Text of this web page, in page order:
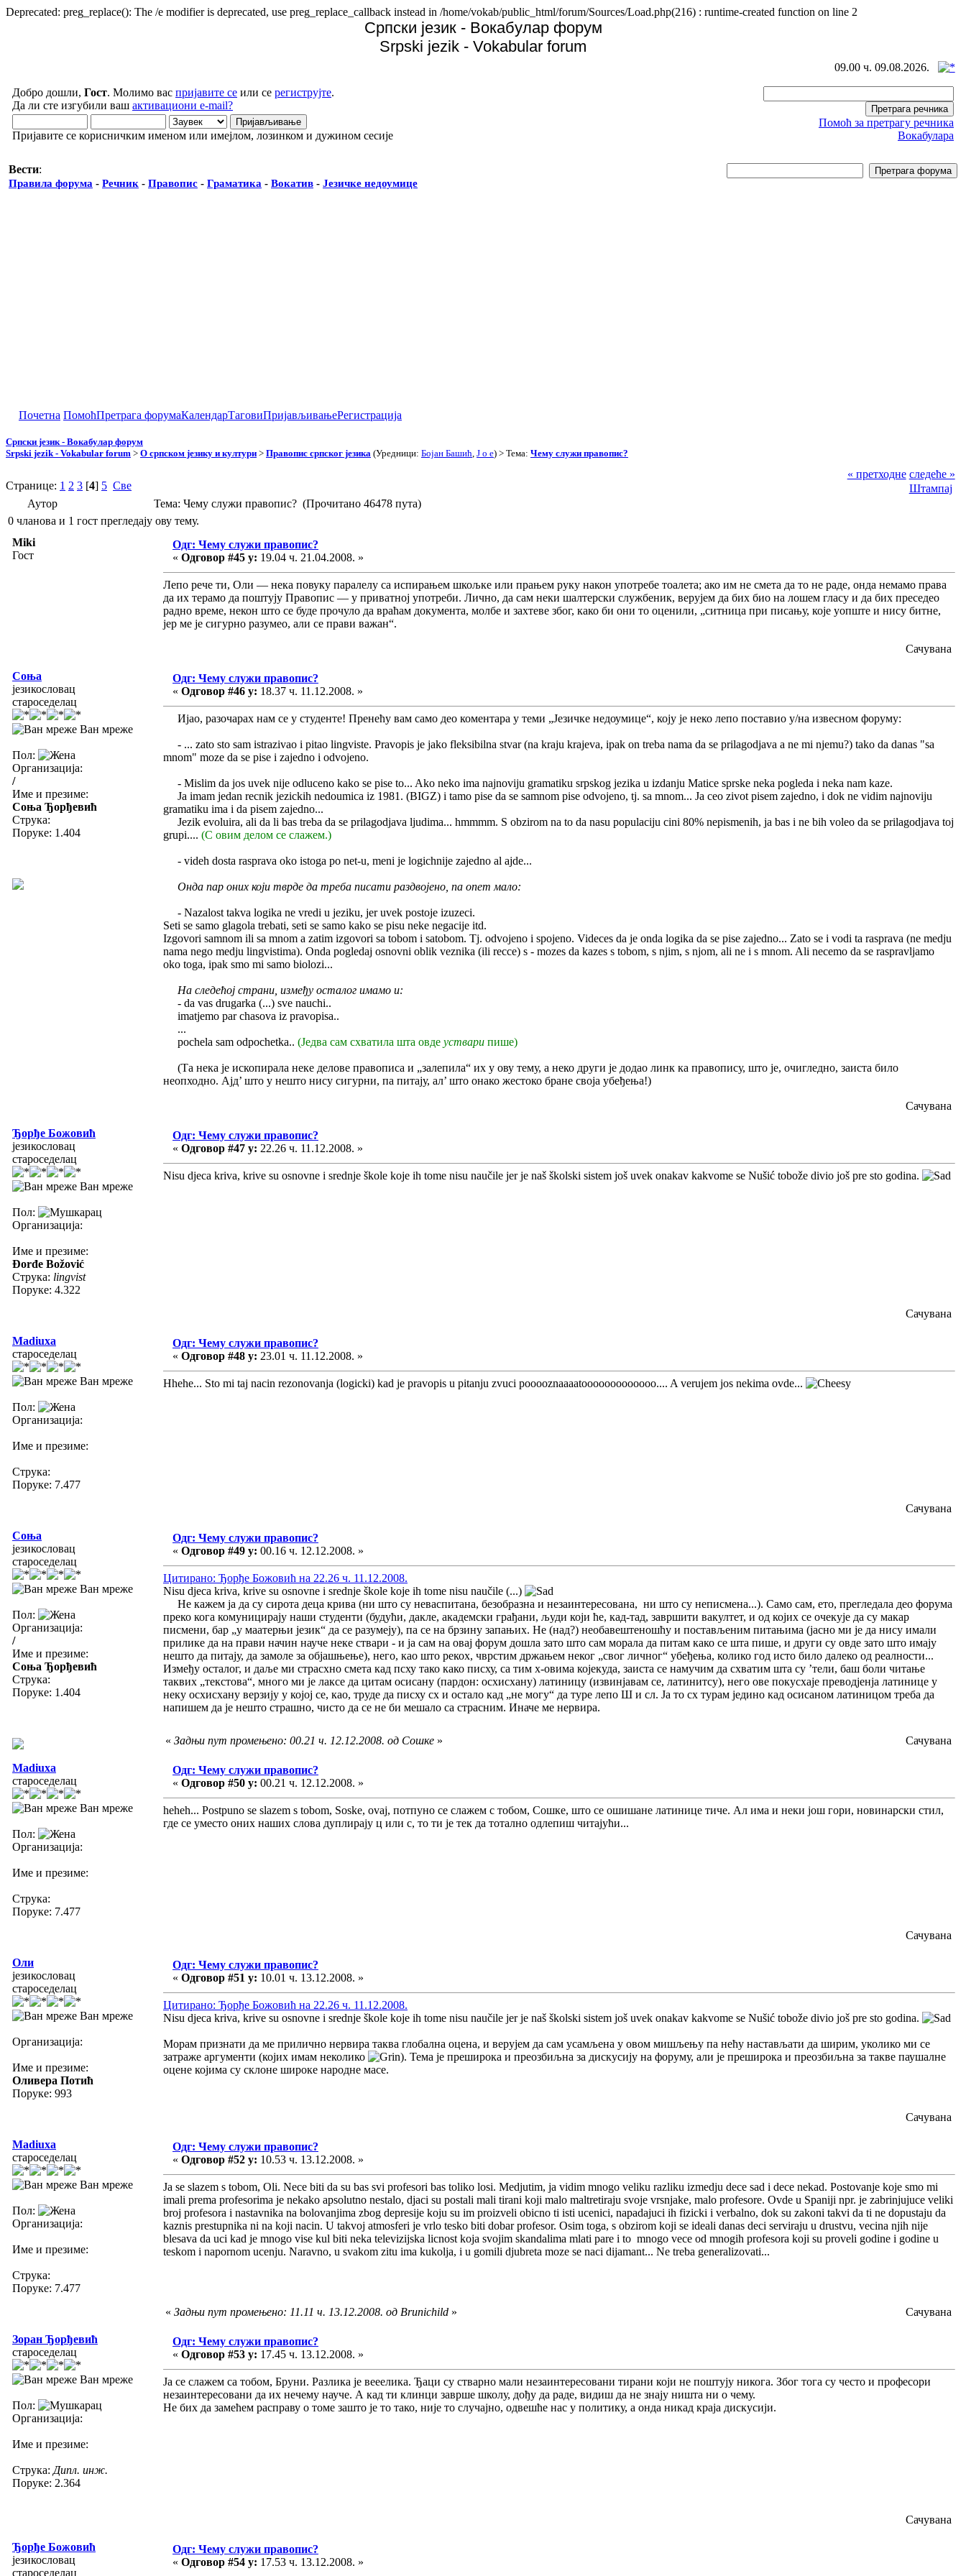
Deprecated: preg_replace(): The /e modifier is deprecated, use preg_replace_callback instead in /home/vokab/public_html/forum/Sources/Load.php(216) : runtime-created function on line 2
Српски језик - Вокабулар форум
Srpski jezik - Vokabular forum
09.00 ч. 09.08.2026.
Добро дошли, Гост. Молимо вас пријавите се или се региструјте.
Да ли сте изгубили ваш активациони e-mail?
Пријавите се корисничким именом или имејлом, лозинком и дужином сесије
Помоћ за претрагу речника
Вокабулара
Вести:
Правила форума - Речник - Правопис - Граматика - Вокатив - Језичке недоумице
Почетна ПомоћПретрага форумаКалендарТаговиПријављивањеРегистрација
Српски језик - Вокабулар форум
Srpski jezik - Vokabular forum > О српском језику и култури > Правопис српског језика (Уредници: Бојан Башић J o e) > Тема: Чему служи правопис?
Странице: 1 2 3 [4] 5 Све
« претходне следеће »
Штампај
Аутор
Тема: Чему служи правопис? (Прочитано 46478 пута)
0 чланова и 1 гост прегледају ову тему.
Miki
Гост
Одг: Чему служи правопис?
« Одговор #45 у: 19.04 ч. 21.04.2008. »
Лепо рече ти, Оли — нека повуку паралелу са испирањем шкољке или прањем руку након употребе тоалета; ако им не смета да то не раде, онда немамо права
да их терамо да поштују Правопис — у приватној употреби. Лично, да сам неки шалтерски службеник, верујем да бих био на лошем гласу и да бих преседео
радно време, некон што се буде прочуло да враћам документа, молбе и захтеве због, како би они то оценили, „ситница при писању, које уопште и нису битне,
јер ме је сигурно разумео, али се прави важан“.
Сачувана
Соња
језикословац
староседелац
Ван мреже
Пол:
Организација:
/
Име и презиме:
Соња Ђорђевић
Струка:
Поруке: 1.404
Одг: Чему служи правопис?
« Одговор #46 у: 18.37 ч. 11.12.2008. »
Ијао, разочарах нам се у студенте! Пренећу вам само део коментара у теми „Језичке недоумице“, коју је неко лепо поставио у/на извесном форуму:
- ... zato sto sam istrazivao i pitao lingviste. Pravopis je jako fleksibilna stvar (na kraju krajeva, ipak on treba nama da se prilagodjava a ne mi njemu?) tako da danas "sa
mnom" moze da se pise i zajedno i odvojeno.
- Mislim da jos uvek nije odluceno kako se pise to... Ako neko ima najnoviju gramatiku srpskog jezika u izdanju Matice sprske neka pogleda i neka nam kaze.
Ja imam jedan recnik jezickih nedoumica iz 1981. (BIGZ) i tamo pise da se samnom pise odvojeno, tj. sa mnom... Ja ceo zivot pisem zajedno, i dok ne vidim najnoviju
gramatiku ima i da pisem zajedno...
Jezik evoluira, ali da li bas treba da se prilagodjava ljudima... hmmmm. S obzirom na to da nasu populaciju cini 80% nepismenih, ja bas i ne bih voleo da se prilagodjava toj
grupi.... (С овим делом се слажем.)
- videh dosta rasprava oko istoga po net-u, meni je logichnije zajedno al ajde...
Онда пар оних који тврде да треба писати раздвојено, па опет мало:
- Nazalost takva logika ne vredi u jeziku, jer uvek postoje izuzeci.
Seti se samo glagola trebati, seti se samo kako se pisu neke negacije itd.
Izgovori samnom ili sa mnom a zatim izgovori sa tobom i satobom. Tj. odvojeno i spojeno. Videces da je onda logika da se pise zajedno... Zato se i vodi ta rasprava (ne medju
nama nego medju lingvistima). Onda pogledaj osnovni oblik veznika (ili recce) s - mozes da kazes s tobom, s njim, s njom, ali ne i s mnom. Ali necemo da se raspravljamo
oko toga, ipak smo mi samo biolozi...
На следећој страни, између осталог имамо и:
- da vas drugarka (...) sve nauchi..
imatjemo par chasova iz pravopisa..
...
pochela sam odpochetka.. (Једва сам схватила шта овде уствари пише)
(Та нека је ископирала неке делове правописа и „залепила“ их у ову тему, а неко други је додао линк ка правопису, што је, очигледно, заиста било
неопходно. Ајд’ што у нешто нису сигурни, па питају, ал’ што онако жестоко бране своја убеђења!)
Сачувана
Ђорђе Божовић
језикословац
староседелац
Ван мреже
Пол:
Организација:
Име и презиме:
Đorđe Božović
Струка: lingvist
Поруке: 4.322
Одг: Чему служи правопис?
« Одговор #47 у: 22.26 ч. 11.12.2008. »
Nisu djeca kriva, krive su osnovne i srednje škole koje ih tome nisu naučile jer je naš školski sistem još uvek onakav kakvome se Nušić tobože divio još pre sto godina.
Сачувана
Madiuxa
староседелац
Ван мреже
Пол:
Организација:
Име и презиме:
Струка:
Поруке: 7.477
Одг: Чему служи правопис?
« Одговор #48 у: 23.01 ч. 11.12.2008. »
Hhehe... Sto mi taj nacin rezonovanja (logicki) kad je pravopis u pitanju zvuci pooooznaaaatooooooooooooo.... A verujem jos nekima ovde...
Сачувана
Соња
језикословац
староседелац
Ван мреже
Пол:
Организација:
/
Име и презиме:
Соња Ђорђевић
Струка:
Поруке: 1.404
Одг: Чему служи правопис?
« Одговор #49 у: 00.16 ч. 12.12.2008. »
Цитирано: Ђорђе Божовић на 22.26 ч. 11.12.2008.
Nisu djeca kriva, krive su osnovne i srednje škole koje ih tome nisu naučile (...)
Не кажем ја да су сирота деца крива (ни што су неваспитана, безобразна и незаинтересована, ни што су неписмена...). Само сам, ето, прегледала део форума
преко кога комуницирају наши студенти (будући, дакле, академски грађани, људи који ће, кад-тад, завршити вакултет, и од којих се очекује да су макар
писмени, бар „у маатерњи језик“ да се разумеју), па се на брзину запањих. Не (над?) необавештеношћу и постављеним питањима (јасно ми је да нису имали
прилике да на прави начин науче неке ствари - и ја сам на овај форум дошла зато што сам морала да питам како се шта пише, и други су овде зато што имају
нешто да питају, да замоле за објашњење), него, као што рекох, чврстим држањем неког „свог личног“ убеђења, колико год исто било далеко од реалности...
Између осталог, и даље ми страсхно смета кад псху тако како писху, са тим х-овима којекуда, заиста се намучим да схватим шта су ’тели, баш боли читање
таквих „текстова“, много ми је лаксе да цитам осисану (пардон: осхисхану) латиницу (извинјавам се, латинитсу), него ове покусхаје преводјенја латинице у
неку осхисхану верзију у којој се, као, труде да писху сх и остало кад „не могу“ да туре лепо Ш и сл. Ја то сх турам једино кад осисаном латиницом треба да
напишем да је нешто страшно, чисто да се не би мешало са страсним. Иначе ме нервира.
« Задњи пут промењено: 00.21 ч. 12.12.2008. од Сошке » Сачувана
Madiuxa
староседелац
Ван мреже
Пол:
Организација:
Име и презиме:
Струка:
Поруке: 7.477
Одг: Чему служи правопис?
« Одговор #50 у: 00.21 ч. 12.12.2008. »
heheh... Postpuno se slazem s tobom, Soske, ovaj, потпуно се слажем с тобом, Сошке, што се ошишане латинице тиче. Ал има и неки још гори, новинарски стил,
где се уместо оних наших слова дуплирају ц или с, то ти је тек да тотално одлепиш читајући...
Сачувана
Оли
језикословац
староседелац
Ван мреже
Организација:
Име и презиме:
Оливера Потић
Поруке: 993
Одг: Чему служи правопис?
« Одговор #51 у: 10.01 ч. 13.12.2008. »
Цитирано: Ђорђе Божовић на 22.26 ч. 11.12.2008.
Nisu djeca kriva, krive su osnovne i srednje škole koje ih tome nisu naučile jer je naš školski sistem još uvek onakav kakvome se Nušić tobože divio još pre sto godina.
Морам признати да ме прилично нервира таква глобална оцена, и верујем да сам усамљена у овом мишљењу па нећу настављати да ширим, уколико ми се
затраже аргументи (којих имам неколико
). Тема је преширока и преозбиљна за дискусију на форуму, али је преширока и преозбиљна за такве паушалне
оцене којима су склоне широке народне масе.
Сачувана
Madiuxa
староседелац
Ван мреже
Пол:
Организација:
Име и презиме:
Струка:
Поруке: 7.477
Одг: Чему служи правопис?
« Одговор #52 у: 10.53 ч. 13.12.2008. »
Ja se slazem s tobom, Oli. Nece biti da su bas svi profesori bas toliko losi. Medjutim, ja vidim mnogo veliku razliku izmedju dece sad i dece nekad. Postovanje koje smo mi
imali prema profesorima je nekako apsolutno nestalo, djaci su postali mali tirani koji malo maltretiraju svoje vrsnjake, malo profesore. Ovde u Spaniji npr. je zabrinjujuce veliki
broj profesora i nastavnika na bolovanjima zbog depresije koju su im proizveli obicno ti isti ucenici, napadajuci ih fizicki i verbalno, dok su zakoni takvi da ti ne dopustaju da
kaznis prestupnika ni na koji nacin. U takvoj atmosferi je vrlo tesko biti dobar profesor. Osim toga, s obzirom koji se ideali danas deci serviraju u drustvu, vecina njih nije
blesava da uci kad je mnogo vise kul biti neka televizijska licnost koja svojim skandalima mlati pare i to mnogo vece od mnogih profesora koji su proveli godine i godine u
teskom i napornom ucenju. Naravno, u svakom zitu ima kukolja, i u gomili djubreta moze se naci dijamant... Ne treba generalizovati...
« Задњи пут промењено: 11.11 ч. 13.12.2008. од Brunichild » Сачувана
Зоран Ђорђевић
староседелац
Ван мреже
Пол:
Организација:
Име и презиме:
Струка: Дипл. инж.
Поруке: 2.364
Одг: Чему служи правопис?
« Одговор #53 у: 17.45 ч. 13.12.2008. »
Ја се слажем са тобом, Бруни. Разлика је вееелика. Ђаци су стварно мали незаинтересовани тирани који не поштују никога. Због тога су често и професори
незаинтересовани да их нечему науче. А кад ти клинци заврше школу, дођу да раде, видиш да не знају ништа ни о чему.
Не бих да замећем расправу о томе зашто је то тако, није то случајно, одвешће нас у политику, а онда никад краја дискусији.
Сачувана
Ђорђе Божовић
језикословац
староседелац
Одг: Чему служи правопис?
« Одговор #54 у: 17.53 ч. 13.12.2008. »